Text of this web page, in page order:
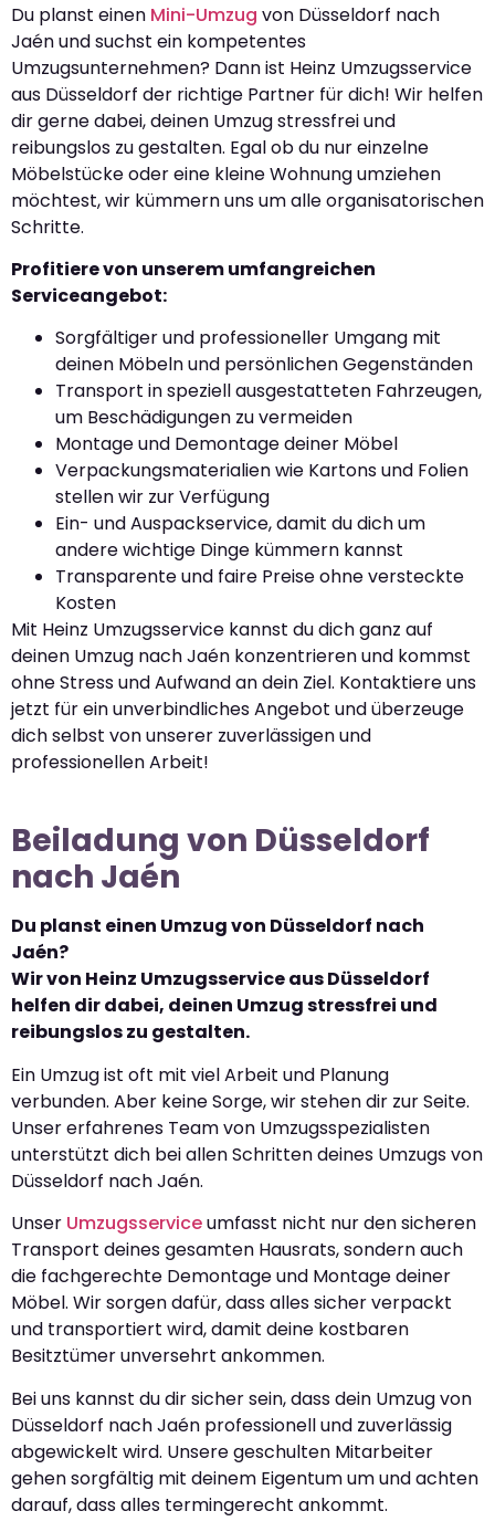
Du planst einen Mini-Umzug von Düsseldorf nach
Jaén und suchst ein kompetentes
Umzugsunternehmen? Dann ist Heinz Umzugsservice
aus Düsseldorf der richtige Partner für dich! Wir helfen
dir gerne dabei, deinen Umzug stressfrei und
reibungslos zu gestalten. Egal ob du nur einzelne
Möbelstücke oder eine kleine Wohnung umziehen
möchtest, wir kümmern uns um alle organisatorischen
Schritte.
Profitiere von unserem umfangreichen
Serviceangebot:
Sorgfältiger und professioneller Umgang mit
deinen Möbeln und persönlichen Gegenständen
Transport in speziell ausgestatteten Fahrzeugen,
um Beschädigungen zu vermeiden
Montage und Demontage deiner Möbel
Verpackungsmaterialien wie Kartons und Folien
stellen wir zur Verfügung
Ein- und Auspackservice, damit du dich um
andere wichtige Dinge kümmern kannst
Transparente und faire Preise ohne versteckte
Kosten
Mit Heinz Umzugsservice kannst du dich ganz auf
deinen Umzug nach Jaén konzentrieren und kommst
ohne Stress und Aufwand an dein Ziel. Kontaktiere uns
jetzt für ein unverbindliches Angebot und überzeuge
dich selbst von unserer zuverlässigen und
professionellen Arbeit!
Beiladung von Düsseldorf
nach Jaén
Du planst einen Umzug von Düsseldorf nach
Jaén?
Wir von Heinz Umzugsservice aus Düsseldorf
helfen dir dabei, deinen Umzug stressfrei und
reibungslos zu gestalten.
Ein Umzug ist oft mit viel Arbeit und Planung
verbunden. Aber keine Sorge, wir stehen dir zur Seite.
Unser erfahrenes Team von Umzugsspezialisten
unterstützt dich bei allen Schritten deines Umzugs von
Düsseldorf nach Jaén.
Unser Umzugsserviceumfasst nicht nur den sicheren
Transport deines gesamten Hausrats, sondern auch
die fachgerechte Demontage und Montage deiner
Möbel. Wir sorgen dafür, dass alles sicher verpackt
und transportiert wird, damit deine kostbaren
Besitztümer unversehrt ankommen.
Bei uns kannst du dir sicher sein, dass dein Umzug von
Düsseldorf nach Jaén professionell und zuverlässig
abgewickelt wird. Unsere geschulten Mitarbeiter
gehen sorgfältig mit deinem Eigentum um und achten
darauf, dass alles termingerecht ankommt.